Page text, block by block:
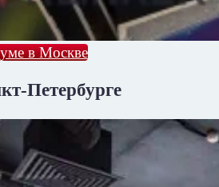
в Москве
Петербурге